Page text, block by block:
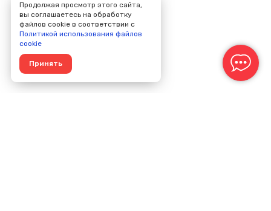
Продолжая просмотр этого сайта,
вы соглашаетесь на обработку
файлов cookie в соответствии с
Политикой использования файлов
cookie
Принять